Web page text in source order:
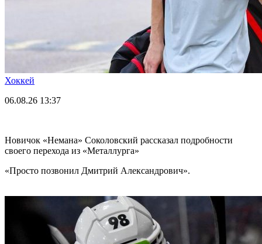
Хоккей
06.08.26 13:37
Новичок «Немана» Соколовский рассказал подробности
своего перехода из «Металлурга»
«Просто позвонил Дмитрий Александрович».